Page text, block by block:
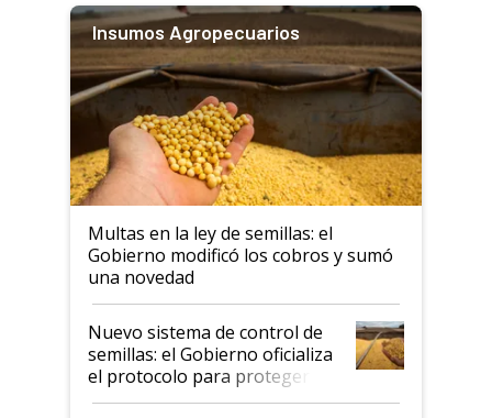
Insumos Agropecuarios
Multas en la ley de semillas: el
Gobierno modificó los cobros y sumó
una novedad
Nuevo sistema de control de
semillas: el Gobierno oficializa
el protocolo para proteger la
propiedad intelectual